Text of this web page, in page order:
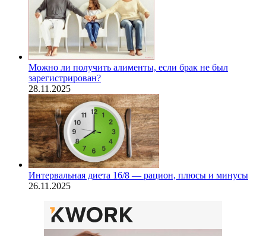
Можно ли получить алименты, если брак не был
зарегистрирован?
28.11.2025
Интервальная диета 16/8 — рацион, плюсы и минусы
26.11.2025